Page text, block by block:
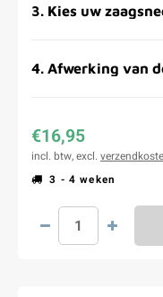
3. Kies uw
4. Afwerking van
€16,95
incl. btw, excl.
3 - 4 weken